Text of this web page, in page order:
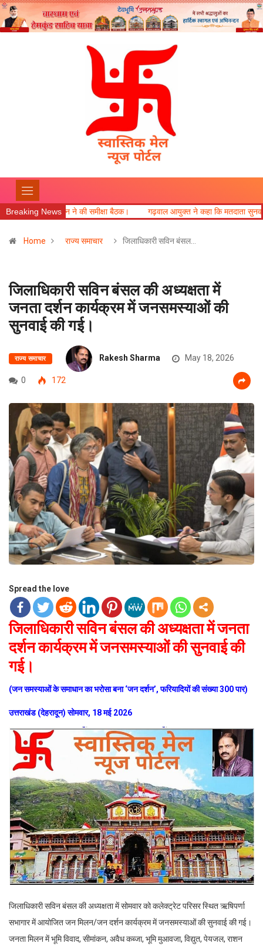
Breaking News
गढ़वाल आयुक्त ने कहा कि मतदाता सुनवाई में लापरवाही बर्दाश्त नहीं। खेल महाकुंभ
Home राज्य समाचार जिलाधिकारी सविन बंसल…
जिलाधिकारी सविन बंसल की अध्यक्षता में
जनता दर्शन कार्यक्रम में जनसमस्याओं की
सुनवाई की गई।
राज्य समाचार Rakesh Sharma May 18, 2026
0 172
Spread the love
जिलाधिकारी सविन बंसल की अध्यक्षता में जनता
दर्शन कार्यक्रम में जनसमस्याओं की सुनवाई की
गई।
(जन समस्याओं के समाधान का भरोसा बना ‘जन दर्शन’, फरियादियों की संख्या 300 पार)
उत्तराखंड (देहरादून) सोमवार, 18 मई 2026
जिलाधिकारी सविन बंसल की अध्यक्षता में सोमवार को कलेक्ट्रेट परिसर स्थित ऋषिपर्णा
सभागार में आयोजित जन मिलन/जन दर्शन कार्यक्रम में जनसमस्याओं की सुनवाई की गई।
जनता मिलन में भूमि विवाद, सीमांकन, अवैध कब्जा, भूमि मुआवजा, विद्युत, पेयजल, राशन